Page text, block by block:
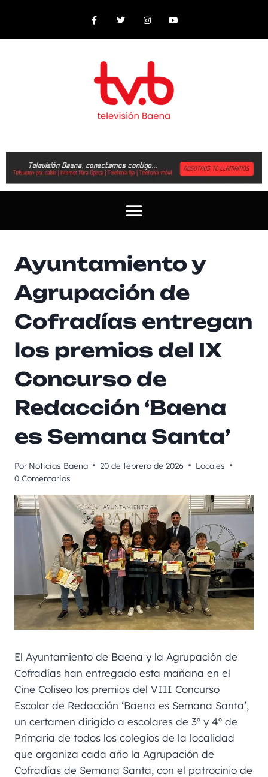
Ayuntamiento y
Agrupación de
Cofradías entregan
los premios del IX
Concurso de
Redacción ‘Baena
es Semana Santa’
Por Noticias Baena 20 de febrero de 2026
Locales
0 Comentarios
El Ayuntamiento de Baena y la Agrupación de
Cofradías han entregado esta mañana en el
Cine Coliseo los premios del VIII Concurso
Escolar de Redacción ‘Baena es Semana Santa’,
un certamen dirigido a escolares de 3º y 4º de
Primaria de todos los colegios de la localidad
que organiza cada año la Agrupación de
Cofradías de Semana Santa, con el patrocinio de